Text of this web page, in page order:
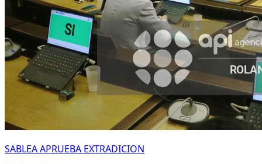
SABLEA APRUEBA EXTRADICION